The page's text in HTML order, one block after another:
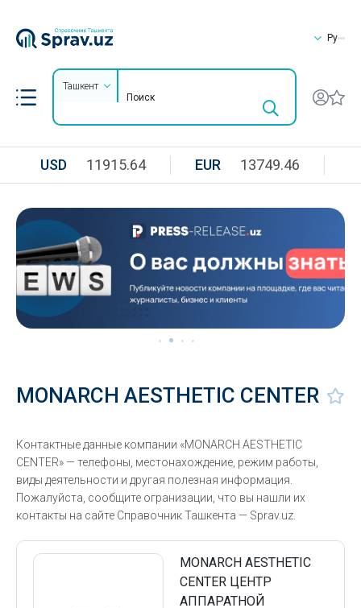
Ру
Ташкент
USD 11915.64 EUR 13749.46
MONARCH AESTHETIC CENTER
Контактные данные компании «MONARCH AESTHETIC
CENTER» — телефоны, местонахождение, режим работы,
виды деятельности и другая полезная информация.
Пожалуйста, сообщите огранизации, что вы нашли их
контакты на сайте Справочник Ташкента — Sprav.uz.
MONARCH AESTHETIC
CENTER ЦЕНТР
АППАРАТНОЙ